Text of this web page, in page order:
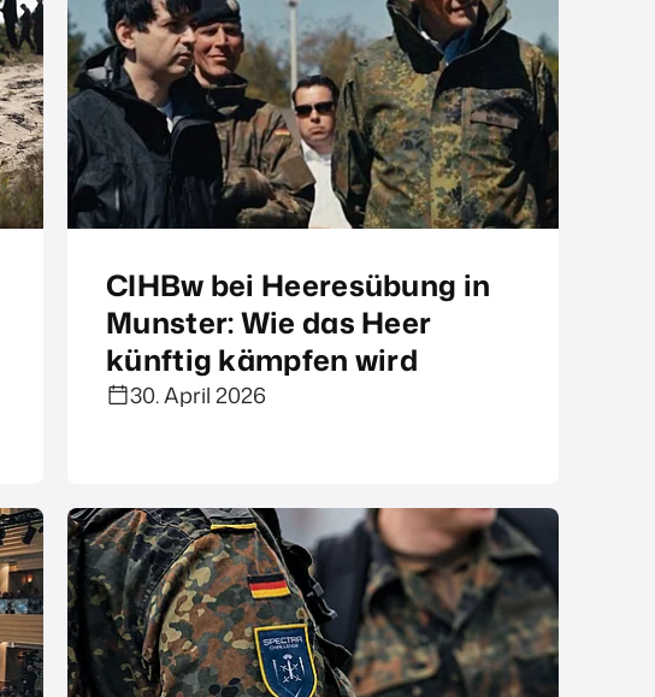
CIHBw bei Heeresübung in
Munster: Wie das Heer
künftig kämpfen wird
30. April 2026